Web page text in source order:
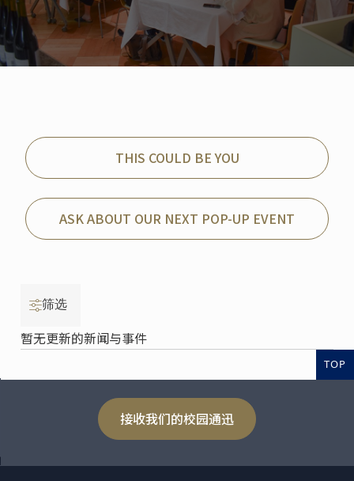
THIS COULD BE YOU
ASK ABOUT OUR NEXT POP-UP EVENT
筛选
暂无更新的新闻与事件
TOP
接收我们的校园通迅